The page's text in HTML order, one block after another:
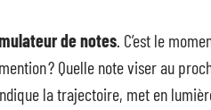
de notes. C’est le
? Quelle note viser au
la trajectoire, met en